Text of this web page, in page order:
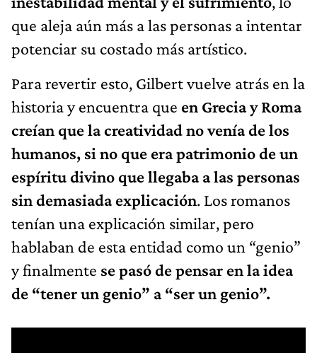
que aleja aún más a las personas a intentar
potenciar su costado más artístico.
Para revertir esto, Gilbert vuelve atrás en la
historia y encuentra que en Grecia y Roma
creían que la creatividad no venía de los
humanos, si no que era patrimonio de un
espíritu divino que llegaba a las personas
sin demasiada explicación. Los romanos
tenían una explicación similar, pero
hablaban de esta entidad como un “genio”
y finalmente se pasó de pensar en la idea
de “tener un genio” a “ser un genio”.